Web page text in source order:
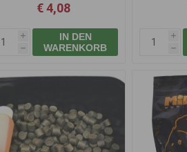
€ 4,08
i
h
IN DEN
WARENKORB
i
h